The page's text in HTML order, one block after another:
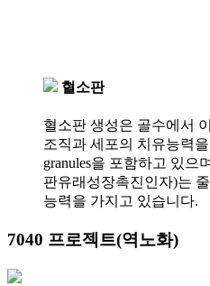
혈소판
혈소판 생성은 골수에서
조직과 세포의 치유능력
granules을 포함하고 있으
판유래성장촉진인자)는
능력을 가지고 있습니다.
7040 프로젝트(역노화)